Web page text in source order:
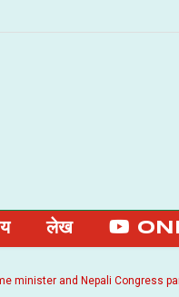
लेख
and Nepali Congress